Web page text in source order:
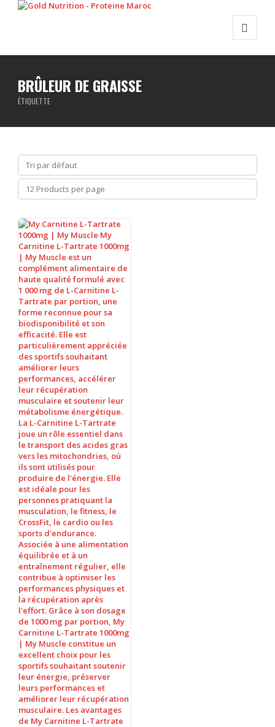
BRÛLEUR DE GRAISSE
ÉTIQUETTE